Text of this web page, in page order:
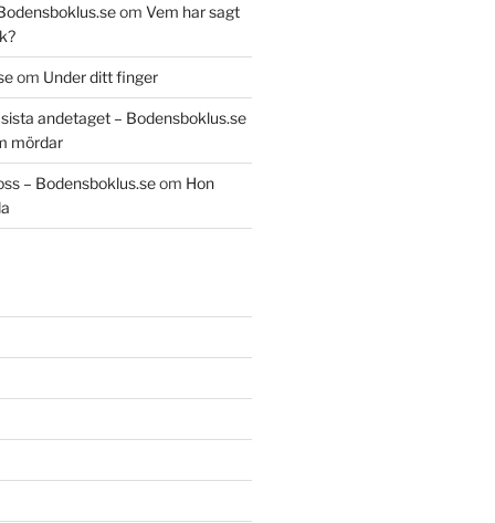
om Vem har sagt
om Under ditt finger
andetaget – Bodensboklus.se
mördar
– Bodensboklus.seom Hon